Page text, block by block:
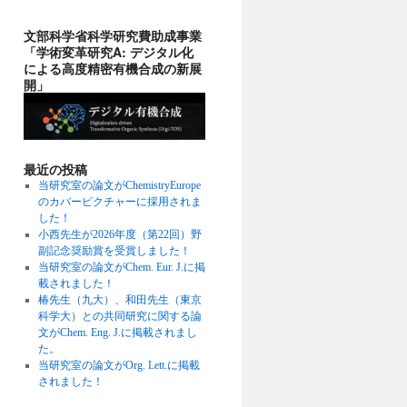
文部科学省科学研究費助成事業
「学術変革研究A: デジタル化
による高度精密有機合成の新展
開」
最近の投稿
当研究室の論文がChemistryEurope
のカバーピクチャーに採用されま
した！
小西先生が2026年度（第22回）野
副記念奨励賞を受賞しました！
当研究室の論文がChem. Eur. J.に掲
載されました！
椿先生（九大）、和田先生（東京
科学大）との共同研究に関する論
文がChem. Eng. J.に掲載されまし
た。
当研究室の論文がOrg. Lett.に掲載
されました！